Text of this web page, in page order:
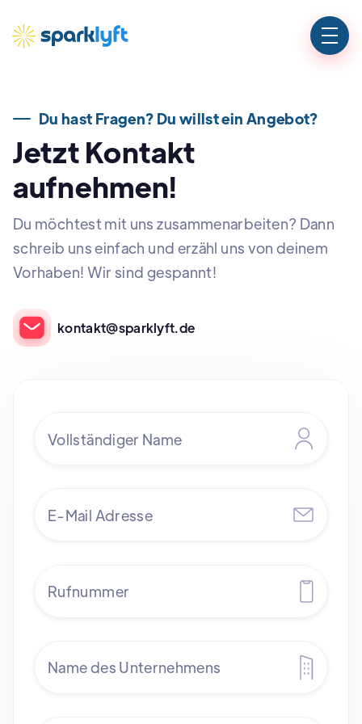
Du hast Fragen? Du willst ein Angebot?
Jetzt Kontakt
aufnehmen!
Du möchtest mit uns zusammenarbeiten? Dann
schreib uns einfach und erzähl uns von deinem
Vorhaben! Wir sind gespannt!
kontakt@sparklyft.de